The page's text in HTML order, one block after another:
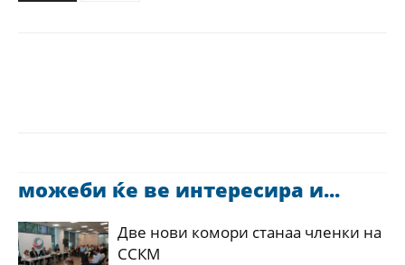
можеби ќе ве интересира и...
Две нови комори станаа членки на
ССКМ